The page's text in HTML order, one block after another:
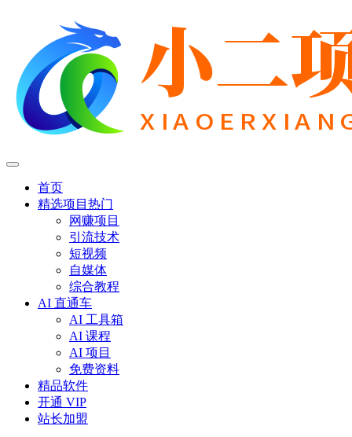
首页
精选项目 热门
网赚项目
引流技术
短视频
自媒体
综合教程
AI 直通车
AI 工具箱
AI 课程
AI 项目
免费资料
精品软件
开通 VIP
站长加盟